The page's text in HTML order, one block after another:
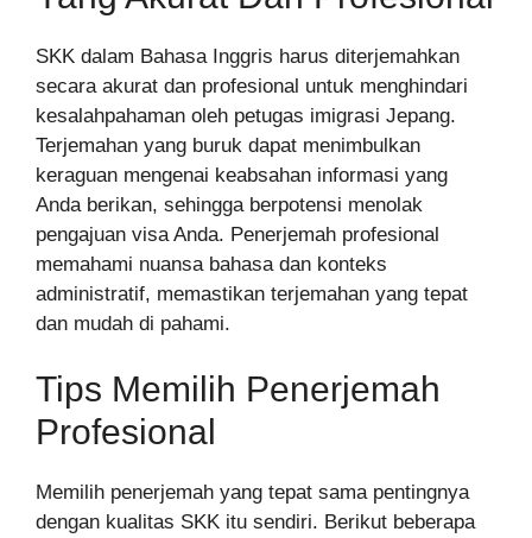
SKK dalam Bahasa Inggris harus diterjemahkan
secara akurat dan profesional untuk menghindari
kesalahpahaman oleh petugas imigrasi Jepang.
Terjemahan yang buruk dapat menimbulkan
keraguan mengenai keabsahan informasi yang
Anda berikan, sehingga berpotensi menolak
pengajuan visa Anda. Penerjemah profesional
memahami nuansa bahasa dan konteks
administratif, memastikan terjemahan yang tepat
dan mudah di pahami.
Tips Memilih Penerjemah
Profesional
Memilih penerjemah yang tepat sama pentingnya
dengan kualitas SKK itu sendiri. Berikut beberapa